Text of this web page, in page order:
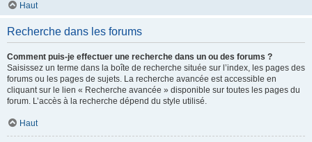
Haut
Recherche dans les forums
Comment puis-je effectuer une recherche dans un ou des forums ?
Saisissez un terme dans la boîte de recherche située sur l’index, les pages des
forums ou les pages de sujets. La recherche avancée est accessible en
cliquant sur le lien « Recherche avancée » disponible sur toutes les pages du
forum. L’accès à la recherche dépend du style utilisé.
Haut